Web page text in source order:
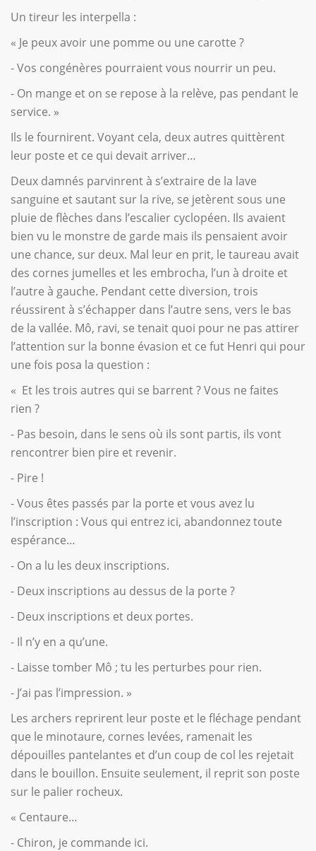
Un tireur les interpella :
« Je peux avoir une pomme ou une carotte ?
- Vos congénères pourraient vous nourrir un peu.
- On mange et on se repose à la relève, pas pendant le
service. »
Ils le fournirent. Voyant cela, deux autres quittèrent
leur poste et ce qui devait arriver…
Deux damnés parvinrent à s’extraire de la lave
sanguine et sautant sur la rive, se jetèrent sous une
pluie de flèches dans l’escalier cyclopéen. Ils avaient
bien vu le monstre de garde mais ils pensaient avoir
une chance, sur deux. Mal leur en prit, le taureau avait
des cornes jumelles et les embrocha, l’un à droite et
l’autre à gauche. Pendant cette diversion, trois
réussirent à s’échapper dans l’autre sens, vers le bas
de la vallée. Mô, ravi, se tenait quoi pour ne pas attirer
l’attention sur la bonne évasion et ce fut Henri qui pour
une fois posa la question :
« Et les trois autres qui se barrent ? Vous ne faites
rien ?
- Pas besoin, dans le sens où ils sont partis, ils vont
rencontrer bien pire et revenir.
- Pire !
- Vous êtes passés par la porte et vous avez lu
l’inscription : Vous qui entrez ici, abandonnez toute
espérance…
- On a lu les deux inscriptions.
- Deux inscriptions au dessus de la porte ?
- Deux inscriptions et deux portes.
- Il n’y en a qu’une.
- Laisse tomber Mô ; tu les perturbes pour rien.
- J’ai pas l’impression. »
Les archers reprirent leur poste et le fléchage pendant
que le minotaure, cornes levées, ramenait les
dépouilles pantelantes et d’un coup de col les rejetait
dans le bouillon. Ensuite seulement, il reprit son poste
sur le palier rocheux.
« Centaure…
- Chiron, je commande ici.